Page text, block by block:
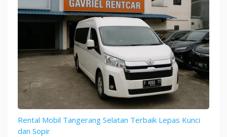
Rental Mobil Tangerang Selatan Terbaik Lepas Kunci
dan Sopir